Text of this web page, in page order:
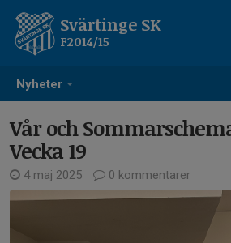
Nyheter
Svärtinge SK
F2014/15
Vår och
Vecka 19
4 maj 2025 0 kommentarer